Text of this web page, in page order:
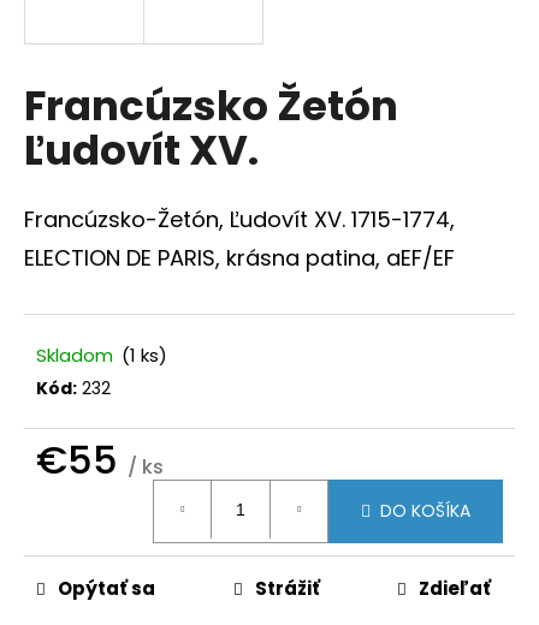
Francúzsko Žetón
Ľudovít XV.
Francúzsko-Žetón, Ľudovít XV. 1715-1774,
ELECTION DE PARIS, krásna patina, aEF/EF
Skladom (1 ks)
Kód: 232
€55 / ks
DO KOŠÍKA
Opýtať sa Strážiť Zdieľať
s
ť
?
O
d
p
o
č
a
m